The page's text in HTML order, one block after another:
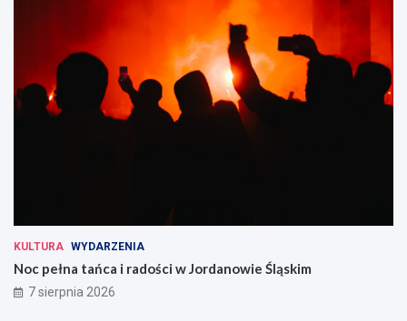
KULTURA WYDARZENIA
Noc pełna tańca i radości w Jordanowie Śląskim
7 sierpnia 2026